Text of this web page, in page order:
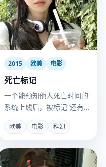
2015 欧美 电影
死亡标记
一个能预知他人死亡时间的
系统上线后，被标记“还有
24小时”的人开始组队狂
欢，直到他们发现标记可以
转移。
欧美 电影 科幻